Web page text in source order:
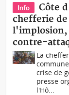
Info
Côte
chefferie
l'implosion,
contre-
La
crise de
presse
l'Hô...